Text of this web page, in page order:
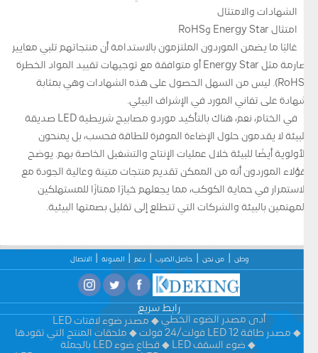
الشهادات والامتثال
امتثال Energy Star وRoHS
غالبًا ما يضمن الموردون الملتزمون بالاستدامة أن منتجاتهم تلبي معايير
صارمة مثل Energy Star أو متوافقة مع توجيهات تقييد المواد الخطرة
(RoHS). ليس من السهل الحصول على هذه الشهادات وهي بمثابة
شهادة على تفاني المورد في الإشراف البيئي.
في الختام، نعم، هناك بالتأكيد موردو مصابيح شريطية LED صديقة
للبيئة لا يقدمون حلول الإضاءة الموفرة للطاقة فحسب، بل يمنحون
الأولوية أيضًا للبيئة خلال عمليات الإنتاج والتشغيل الخاصة بهم. يوضح
هؤلاء الموردون أنه من الممكن تقديم منتجات متينة وعالية الجودة مع
الاستمرار في حماية الكوكب، مما يجعلهم خيارًا ممتازًا للمستهلكين
المهتمين بالبيئة والشركات التي تتطلع إلى تقليل بصمتها البيئية.
وطن من نحن حاصل الضرب دعم المدونة الاتصال
رابط سريع
أدى مصدر الضوء الخطي
مصدر ضوء لافتات LED
مصدر طاقة LED 12 فولت/24 فولت
ملحقات المنتج التي تقودها
ضوء السقف LED
قطاع ضوء LED بالجملة